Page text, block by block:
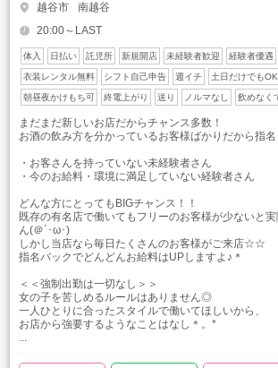
越谷市
南越谷
20:00～LAST
体入 日払い 託児所 新規開店 未経験者歓迎 経験者優遇
衣装レンタル無料 シフト自己申告 週イチ 土日だけでもOK
朝昼夜かけもち可 終電上がり 送り ノルマなし 飲めなく
まだまだ新しいお店だからチャンス多数！
お酒の飲み方を分かっているお客様ばかりだから指
・お客さんを持っていない未経験者さん
・今のお給料・環境に満足していない経験者さん
どんな方にとってもBIGチャンス！！
既存の有名店で働いてもフリーのお客様が少ないと
ん(＠´･ω･)
しかし当店なら毎日たくさんのお客様がご来店☆☆
指名バックでどんどんお給料はUPしますよ♪＊
＜＜強制出勤は一切なし＞＞
女の子を苦しめるルールはありません◎
一人ひとりに合ったスタイルで働いてほしいから、
お店から強要するようなことはなし＊。*
...